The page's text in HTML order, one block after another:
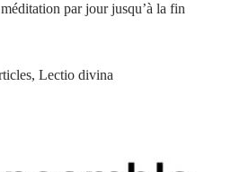
par jour jusqu’à la fin
, Lectio divina